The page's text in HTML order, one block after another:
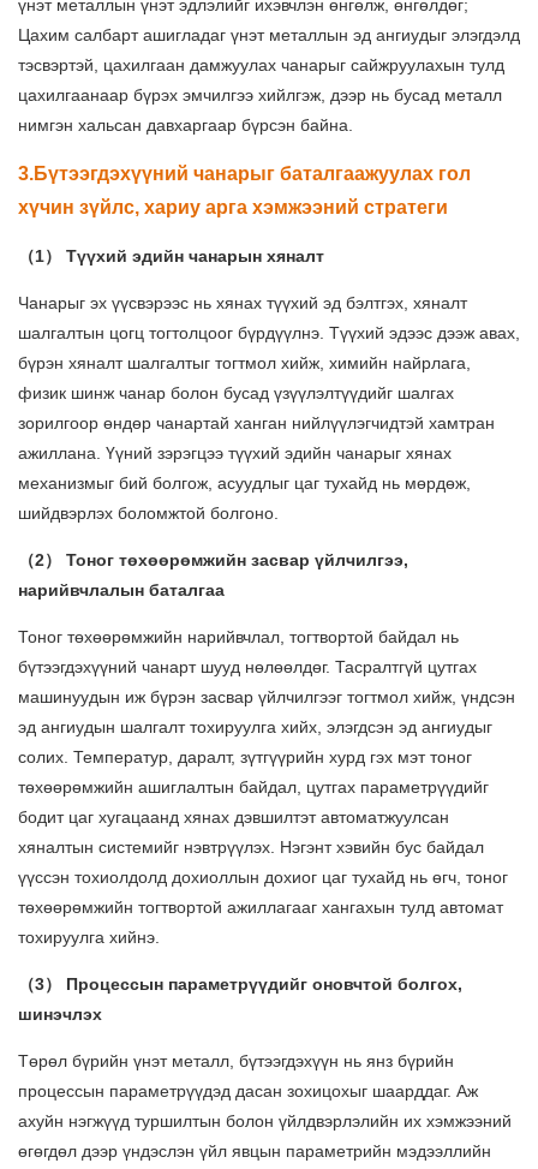
үнэт металлын үнэт эдлэлийг ихэвчлэн өнгөлж, өнгөлдөг;
Цахим салбарт ашигладаг үнэт металлын эд ангиудыг элэгдэлд
тэсвэртэй, цахилгаан дамжуулах чанарыг сайжруулахын тулд
цахилгаанаар бүрэх эмчилгээ хийлгэж, дээр нь бусад металл
нимгэн хальсан давхаргаар бүрсэн байна.
3.Бүтээгдэхүүний чанарыг баталгаажуулах гол
хүчин зүйлс, хариу арга хэмжээний стратеги
（1） Түүхий эдийн чанарын хяналт
Чанарыг эх үүсвэрээс нь хянах түүхий эд бэлтгэх, хяналт
шалгалтын цогц тогтолцоог бүрдүүлнэ. Түүхий эдээс дээж авах,
бүрэн хяналт шалгалтыг тогтмол хийж, химийн найрлага,
физик шинж чанар болон бусад үзүүлэлтүүдийг шалгах
зорилгоор өндөр чанартай ханган нийлүүлэгчидтэй хамтран
ажиллана. Үүний зэрэгцээ түүхий эдийн чанарыг хянах
механизмыг бий болгож, асуудлыг цаг тухайд нь мөрдөж,
шийдвэрлэх боломжтой болгоно.
（2） Тоног төхөөрөмжийн засвар үйлчилгээ,
нарийвчлалын баталгаа
Тоног төхөөрөмжийн нарийвчлал, тогтвортой байдал нь
бүтээгдэхүүний чанарт шууд нөлөөлдөг. Тасралтгүй цутгах
машинуудын иж бүрэн засвар үйлчилгээг тогтмол хийж, үндсэн
эд ангиудын шалгалт тохируулга хийх, элэгдсэн эд ангиудыг
солих. Температур, даралт, зүтгүүрийн хурд гэх мэт тоног
төхөөрөмжийн ашиглалтын байдал, цутгах параметрүүдийг
бодит цаг хугацаанд хянах дэвшилтэт автоматжуулсан
хяналтын системийг нэвтрүүлэх. Нэгэнт хэвийн бус байдал
үүссэн тохиолдолд дохиоллын дохиог цаг тухайд нь өгч, тоног
төхөөрөмжийн тогтвортой ажиллагааг хангахын тулд автомат
тохируулга хийнэ.
（3） Процессын параметрүүдийг оновчтой болгох,
шинэчлэх
Төрөл бүрийн үнэт металл, бүтээгдэхүүн нь янз бүрийн
процессын параметрүүдэд дасан зохицохыг шаарддаг. Аж
ахуйн нэгжүүд туршилтын болон үйлдвэрлэлийн их хэмжээний
өгөгдөл дээр үндэслэн үйл явцын параметрийн мэдээллийн